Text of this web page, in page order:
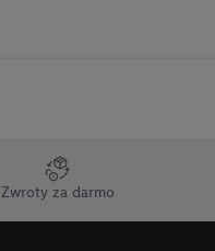
Zwroty za darmo